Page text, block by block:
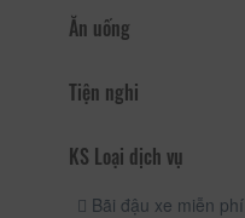
Ăn uống
Tiện nghi
KS Loại dịch vụ
Bãi đậu xe miễn phí